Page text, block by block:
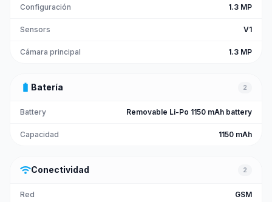
Configuración 1.3 MP
Sensors V1
Cámara principal 1.3 MP
battery_full Batería 2
Battery Removable Li-Po 1150 mAh battery
Capacidad 1150 mAh
wifiConectividad 2
Red GSM